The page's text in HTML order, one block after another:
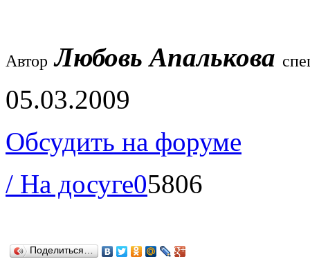
Автор Любовь Апалькова
05.03.2009
Обсудить на форуме
/ На досуге05806
Поделиться…